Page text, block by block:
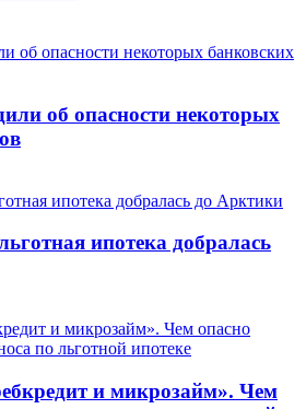
об опасности некоторых
ипотека добралась
и микрозайм». Чем